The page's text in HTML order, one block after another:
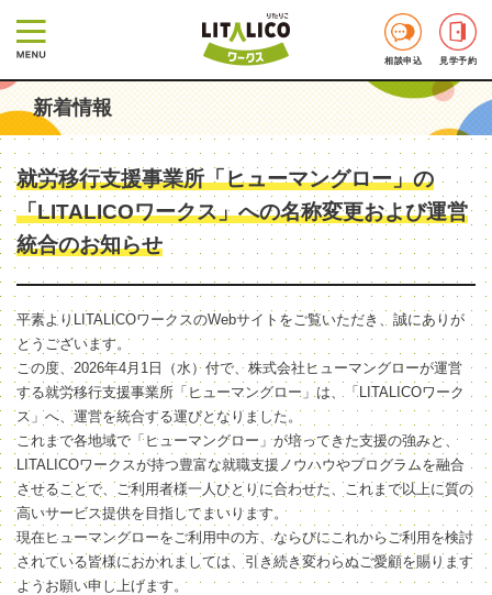
相談申込 見学予約
新着情報
就労移行支援事業所「ヒューマングロー」の
「LITALICOワークス」への名称変更および運営
統合のお知らせ
平素よりLITALICOワークスのWebサイトをご覧いただき、誠にありが
とうございます。
この度、2026年4月1日（水）付で、株式会社ヒューマングローが運営
する就労移行支援事業所「ヒューマングロー」は、「LITALICOワーク
ス」へ、運営を統合する運びとなりました。
これまで各地域で「ヒューマングロー」が培ってきた支援の強みと、
LITALICOワークスが持つ豊富な就職支援ノウハウやプログラムを融合
させることで、ご利用者様一人ひとりに合わせた、これまで以上に質の
高いサービス提供を目指してまいります。
現在ヒューマングローをご利用中の方、ならびにこれからご利用を検討
されている皆様におかれましては、引き続き変わらぬご愛顧を賜ります
ようお願い申し上げます。